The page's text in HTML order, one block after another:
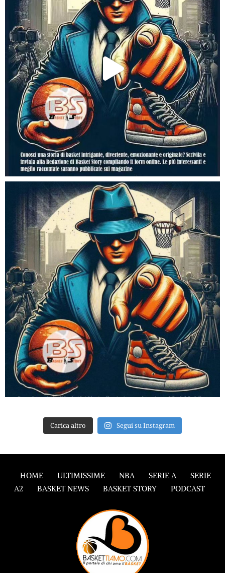
Carica altro Segui su Instagram
HOME ULTIMISSIME NBA SERIE A
SERIE
A2
BASKET NEWS BASKET STORY PODCAST